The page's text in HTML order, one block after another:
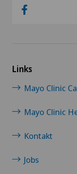
Links
Mayo Clinic
Mayo Clinic
Kontakt
Jobs